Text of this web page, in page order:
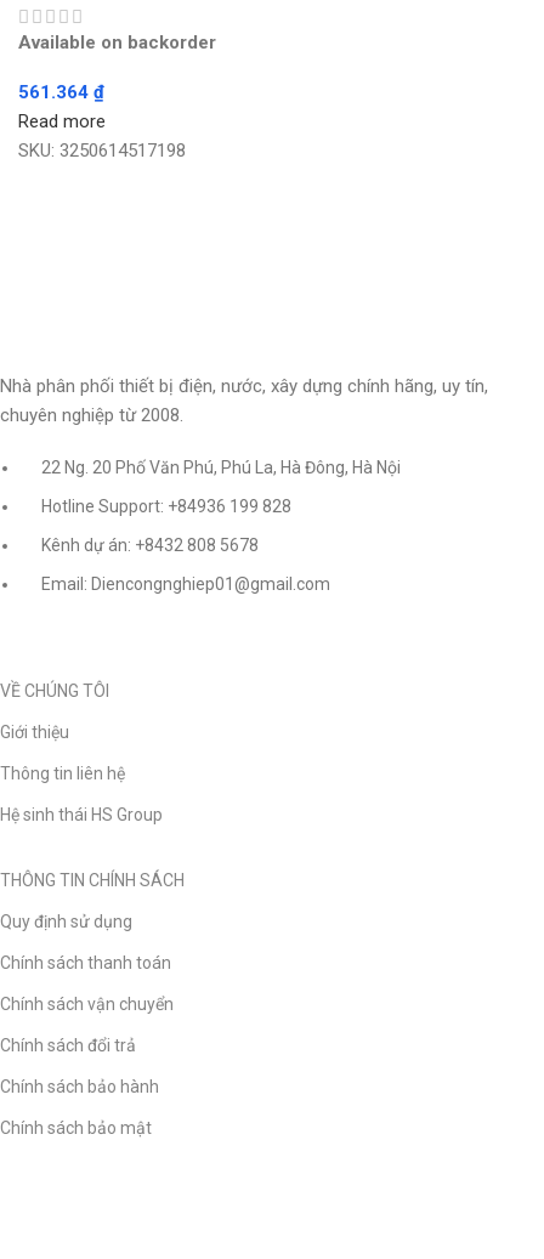
Available on backorder
561.364 ₫
Read more
SKU: 3250614517198
Nhà phân phối thiết bị điện, nước, xây dựng chính hãng, uy tín,
chuyên nghiệp từ 2008.
22 Ng. 20 Phố Văn Phú, Phú La, Hà Đông, Hà Nội
Hotline Support: +84936 199 828
Kênh dự án: +8432 808 5678
Email: Diencongnghiep01@gmail.com
VỀ CHÚNG TÔI
Giới thiệu
Thông tin liên hệ
Hệ sinh thái HS Group
THÔNG TIN CHÍNH SÁCH
Quy định sử dụng
Chính sách thanh toán
Chính sách vận chuyển
Chính sách đổi trả
Chính sách bảo hành
Chính sách bảo mật